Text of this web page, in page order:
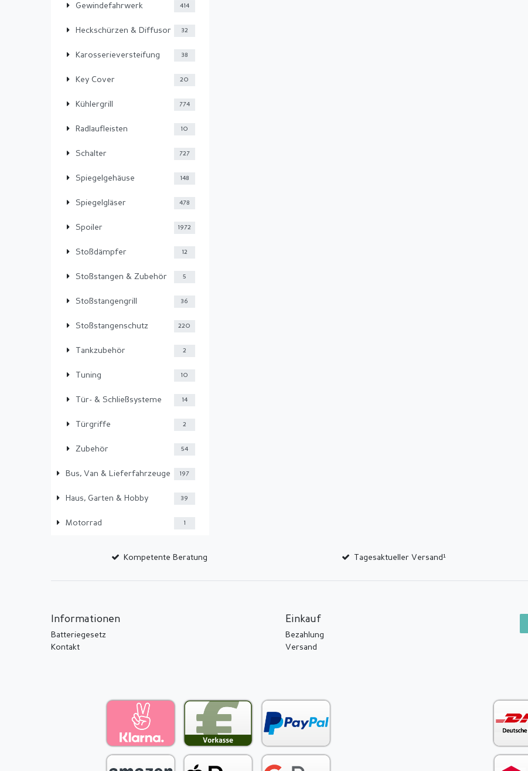
Gewindefahrwerk 414
Heckschürzen & Diffusor 32
Karosserieversteifung 38
Key Cover 20
Kühlergrill 774
Radlaufleisten 10
Schalter 727
Spiegelgehäuse 148
Spiegelgläser 478
Spoiler 1972
Stoßdämpfer 12
Stoßstangen & Zubehör 5
Stoßstangengrill 36
Stoßstangenschutz 220
Tankzubehör 2
Tuning 10
Tür- & Schließsysteme 14
Türgriffe 2
Zubehör 54
Bus, Van & Lieferfahrzeuge 197
Haus, Garten & Hobby 39
Motorrad 1
Kompetente Beratung Tagesaktueller Versand¹
Informationen
Batteriegesetz
Kontakt
Einkauf
Bezahlung
Versand